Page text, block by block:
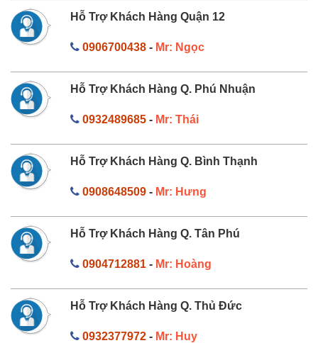
Hỗ Trợ Khách Hàng Quận 12
0906700438- Mr: Ngọc
Hỗ Trợ Khách Hàng Q. Phú Nhuận
0932489685- Mr: Thái
Hỗ Trợ Khách Hàng Q. Bình Thạnh
0908648509- Mr: Hưng
Hỗ Trợ Khách Hàng Q. Tân Phú
0904712881- Mr: Hoàng
Hỗ Trợ Khách Hàng Q. Thủ Đức
0932377972- Mr: Huy